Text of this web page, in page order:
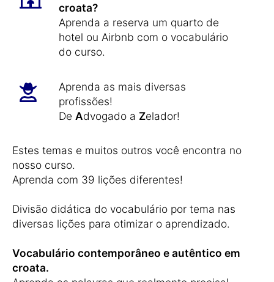
croata?
Aprenda a reserva um quarto de
hotel ou Airbnb com o vocabulário
do curso.
Aprenda as mais diversas
profissões!
De Advogado a Zelador!
Estes temas e muitos outros você encontra no
nosso curso.
Aprenda com 39 lições diferentes!
Divisão didática do vocabulário por tema nas
diversas lições para otimizar o aprendizado.
Vocabulário contemporâneo e autêntico em
croata.